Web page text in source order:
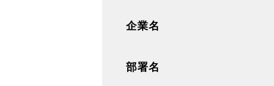
企業名
部署名